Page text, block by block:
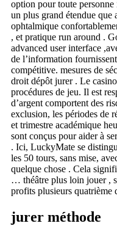
option pour toute personne
un plus grand étendue
ophtalmique
, et pratique run around .
advanced user interface
de l’information
compétitive. mesures de
droit dépôt jurer . Le
procédures de jeu. Il est
d’argent comportent des
exclusion, les périodes de
et trimestre académique
sont conçus pour aider à
. Ici, LuckyMate se
les 50 tours, sans mise,
quelque chose . Cela
… théâtre plus loin jouer ,
profits plusieurs quatrième
jurer méthode